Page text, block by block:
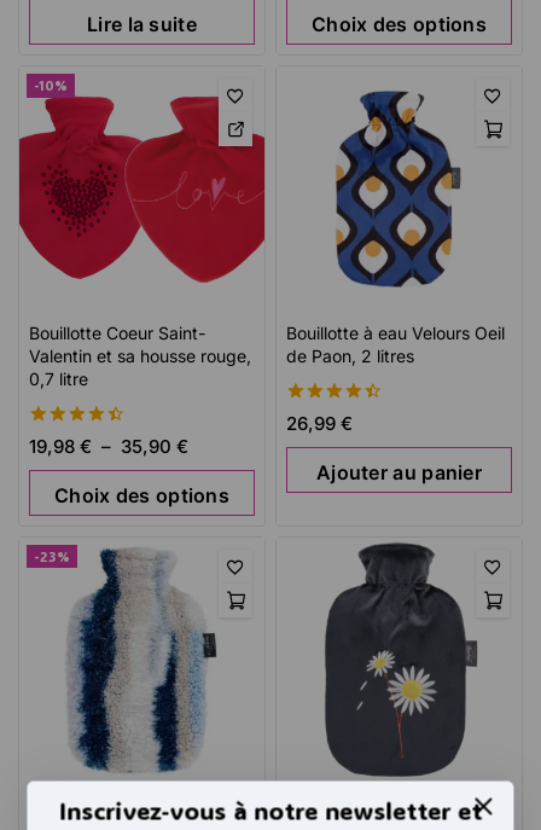
Lire la suite Choix des options
-10%
Bouillotte Coeur Saint-
Valentin et sa housse rouge,
0,7 litre
4.51
de 5
19,98 € – 35,90 €
Choix des options
Bouillotte à eau Velours Oeil
de Paon, 2 litres
4.53
de 5
26,99 €
Ajouter au panier
-23%
Bouillotte à eau en
Bouillotte à eau Velours
Inscrivez-vous à notre newsletter et